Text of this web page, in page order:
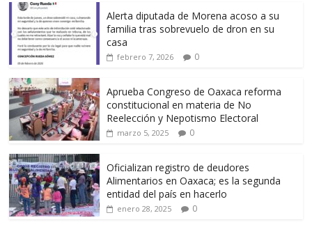
Alerta diputada de Morena acoso a su
familia tras sobrevuelo de dron en su
casa
febrero 7, 2026 0
Aprueba Congreso de Oaxaca reforma
constitucional en materia de No
Reelección y Nepotismo Electoral
marzo 5, 2025 0
Oficializan registro de deudores
Alimentarios en Oaxaca; es la segunda
entidad del país en hacerlo
enero 28, 2025 0